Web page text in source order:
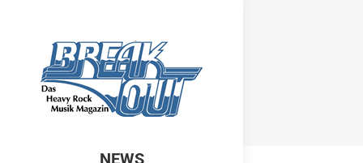
NEWS